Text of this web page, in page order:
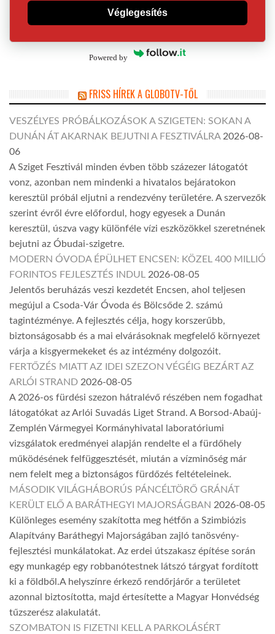
Véglegesítés
Powered by
FRISS HÍREK A GLOBOTV-TŐL
VESZÉLYES PRÓBÁLKOZÁSOK A SZIGETEN: SOKAN A
DUNÁN ÁT AKARNAK BEJUTNI A FESZTIVÁLRA 2026-08-
06
A Sziget Fesztivál minden évben több százezer látogatót
vonz, azonban nem mindenki a hivatalos bejáratokon
keresztül próbál eljutni a rendezvény területére. A szervezők
szerint évről évre előfordul, hogy egyesek a Dunán
keresztül, úszva vagy különféle vízi eszközökkel szeretnének
bejutni az Óbudai-szigetre.
MODERN ÓVODA ÉPÜLHET ENCSEN: KÖZEL 400 MILLIÓ
FORINTOS FEJLESZTÉS INDUL 2026-08-05
Jelentős beruházás veszi kezdetét Encsen, ahol teljesen
megújul a Csoda-Vár Óvoda és Bölcsőde 2. számú
tagintézménye. A fejlesztés célja, hogy korszerűbb,
biztonságosabb és a mai elvárásoknak megfelelő környezet
várja a kisgyermekeket és az intézmény dolgozóit.
FERTŐZÉS MIATT AZ IDEI SZEZON VÉGÉIG BEZÁRT AZ
ARLÓI STRAND 2026-08-05
A 2026-os fürdési szezon hátralévő részében nem fogadhat
látogatókat az Arlói Suvadás Liget Strand. A Borsod-Abaúj-
Zemplén Vármegyei Kormányhivatal laboratóriumi
vizsgálatok eredményei alapján rendelte el a fürdőhely
működésének felfüggesztését, miután a vízminőség már
nem felelt meg a biztonságos fürdőzés feltételeinek.
MÁSODIK VILÁGHÁBORÚS PÁNCÉLTÖRŐ GRÁNÁT
KERÜLT ELŐ A BARÁTHEGYI MAJORSÁGBAN 2026-08-05
Különleges esemény szakította meg hétfőn a Szimbiózis
Alapítvány Baráthegyi Majorságában zajló tanösvény-
fejlesztési munkálatokat. Az erdei útszakasz építése során
egy munkagép egy robbanótestnek látszó tárgyat fordított
ki a földből.A helyszínre érkező rendőrjárőr a területet
azonnal biztosította, majd értesítette a Magyar Honvédség
tűzszerész alakulatát.
SZOMBATON IS FIZETNI KELL A PARKOLÁSÉRT